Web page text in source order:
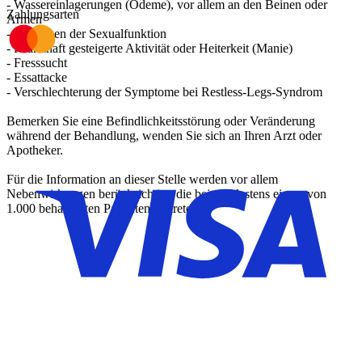
- Wassereinlagerungen (Ödeme), vor allem an den Beinen oder
Armen
- Störungen der Sexualfunktion
- Krankhaft gesteigerte Aktivität oder Heiterkeit (Manie)
- Fresssucht
- Essattacke
- Verschlechterung der Symptome bei Restless-Legs-Syndrom
Bemerken Sie eine Befindlichkeitsstörung oder Veränderung
während der Behandlung, wenden Sie sich an Ihren Arzt oder
Apotheker.
Für die Information an dieser Stelle werden vor allem
Nebenwirkungen berücksichtigt, die bei mindestens einem von
1.000 behandelten Patienten auftreten.
Zahlungsarten